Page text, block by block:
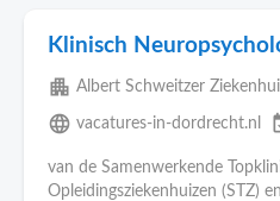
Klinisch
apartment Albert Schweitzer
language vacatures-in-dordrecht.nl
van de Samenwerkende
Opleidingsziekenhuizen (STZ)